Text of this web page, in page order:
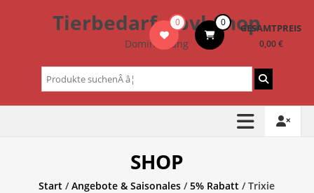
Tierbedarf – bvl-Shop
Dominik Lang
0 0 GESAMTPREIS
0,00 €
Suchen
nach:
SHOP
Start /Angebote & Saisonales /5% Rabatt / Trixie